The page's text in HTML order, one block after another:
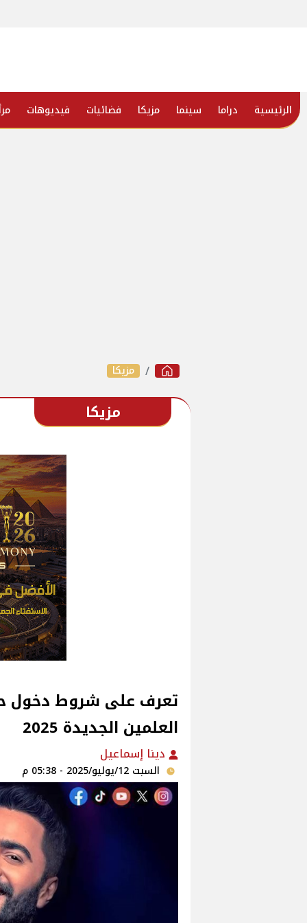
الرئيسية دراما سينما مزيكا فضائيات فيديوهات
مزيكا
مزيكا
تعرف على شروط دخول
العلمين الجديدة 2025‎
دينا إسماعيل
السبت 12/يوليو/2025 - 05:38 م